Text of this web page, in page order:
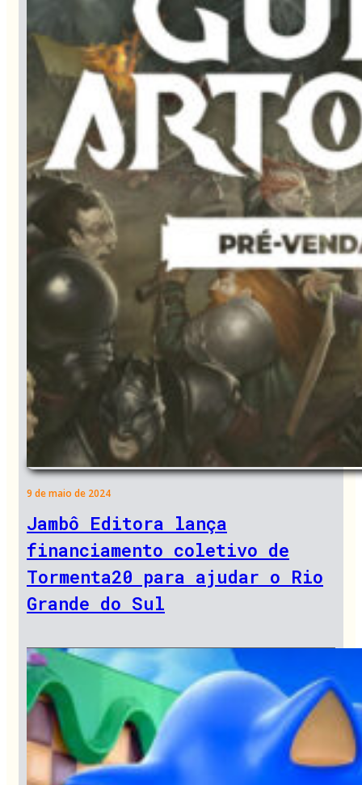
9 de maio de 2024
Jambô Editora lança
financiamento coletivo de
Tormenta20 para ajudar o Rio
Grande do Sul